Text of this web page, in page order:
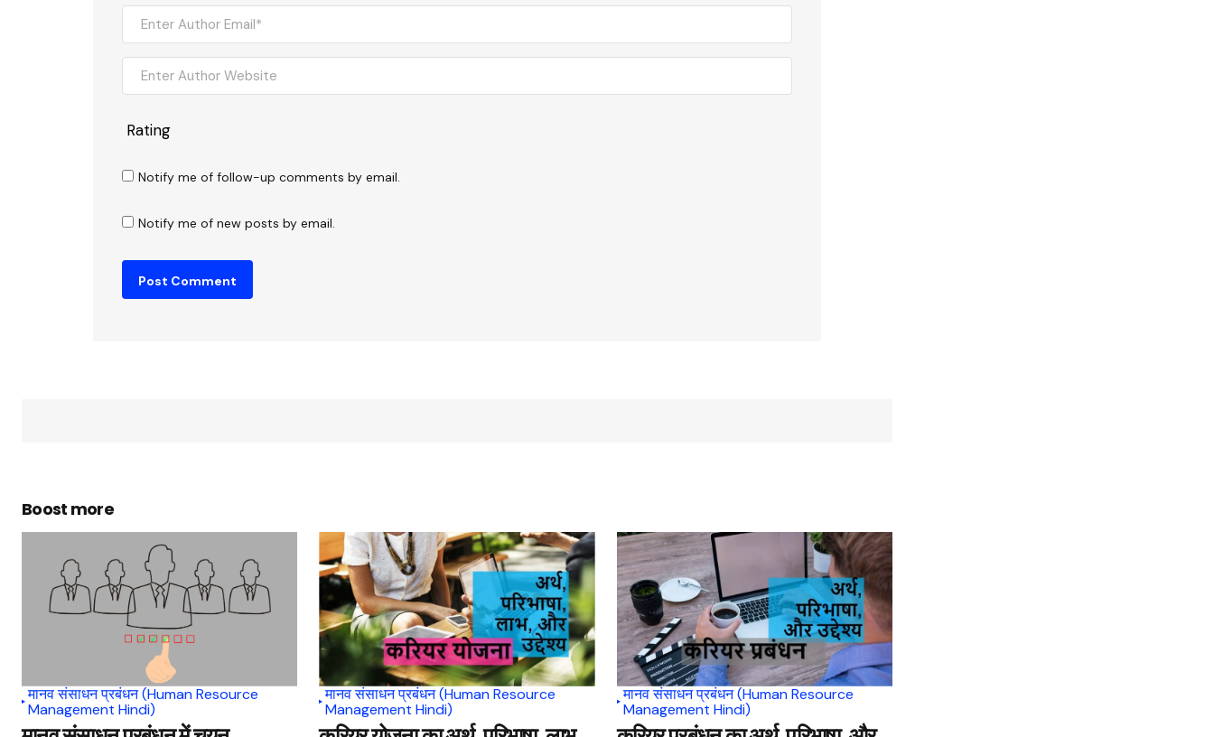
Rating
Notify me of follow-up comments by email.
Notify me of new posts by email.
Boost more
मानव संसाधन प्रबंधन (Human Resource
Management Hindi)
मानव संसाधन प्रबंधन (Human Resource
Management Hindi)
मानव संसाधन प्रबंधन (Human Resource
Management Hindi)